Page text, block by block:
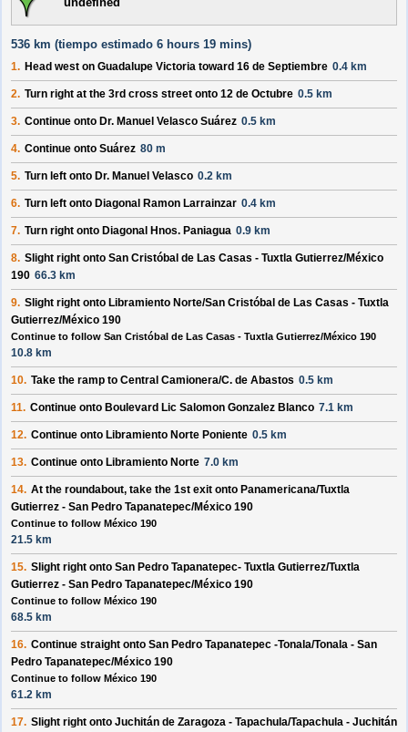
536 km (tiempo estimado 6 hours 19 mins)
1. Head west on Guadalupe Victoria toward 16 de Septiembre 0.4 km
2. Turn right at the 3rd cross street onto 12 de Octubre 0.5 km
3. Continue onto Dr. Manuel Velasco Suárez 0.5 km
4. Continue onto Suárez 80 m
5. Turn left onto Dr. Manuel Velasco 0.2 km
6. Turn left onto Diagonal Ramon Larrainzar 0.4 km
7. Turn right onto Diagonal Hnos. Paniagua 0.9 km
8. Slight right onto San Cristóbal de Las Casas - Tuxtla Gutierrez/México
190 66.3 km
9. Slight right onto Libramiento Norte/San Cristóbal de Las Casas - Tuxtla
Gutierrez/México 190
Continue to follow San Cristóbal de Las Casas - Tuxtla Gutierrez/México 190
10.8 km
10. Take the ramp to Central Camionera/C. de Abastos 0.5 km
11. Continue onto Boulevard Lic Salomon Gonzalez Blanco 7.1 km
12. Continue onto Libramiento Norte Poniente 0.5 km
13. Continue onto Libramiento Norte 7.0 km
14. At the roundabout, take the 1st exit onto Panamericana/Tuxtla
Gutierrez - San Pedro Tapanatepec/México 190
Continue to follow México 190
21.5 km
15. Slight right onto San Pedro Tapanatepec- Tuxtla Gutierrez/Tuxtla
Gutierrez - San Pedro Tapanatepec/México 190
Continue to follow México 190
68.5 km
16. Continue straight onto San Pedro Tapanatepec -Tonala/Tonala - San
Pedro Tapanatepec/México 190
Continue to follow México 190
61.2 km
17. Slight right onto Juchitán de Zaragoza - Tapachula/Tapachula - Juchitán